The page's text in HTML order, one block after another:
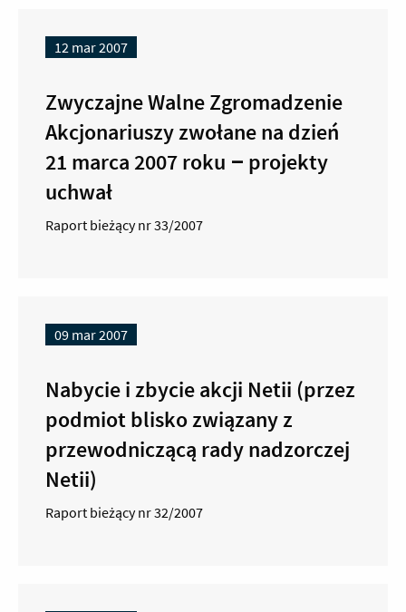
12 mar 2007
Zwyczajne Walne Zgromadzenie
Akcjonariuszy zwołane na dzień
21 marca 2007 roku – projekty
uchwał
Raport bieżący nr 33/2007
09 mar 2007
Nabycie i zbycie akcji Netii (przez
podmiot blisko związany z
przewodniczącą rady nadzorczej
Netii)
Raport bieżący nr 32/2007